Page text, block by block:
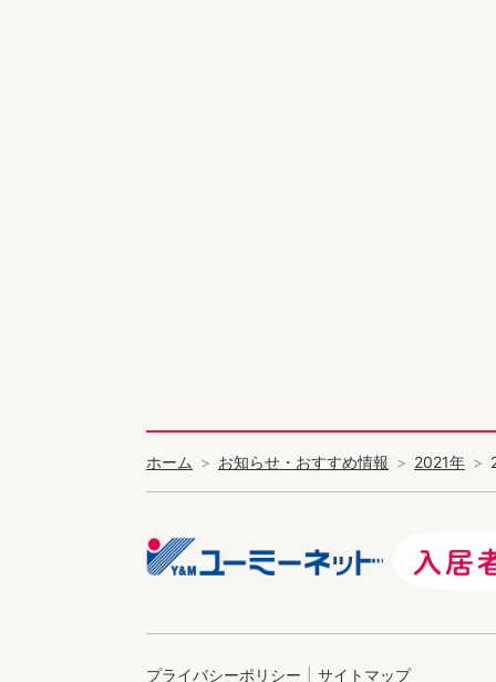
ホーム お知らせ・おすすめ情報 2021年
プライバシーポリシー サイトマップ